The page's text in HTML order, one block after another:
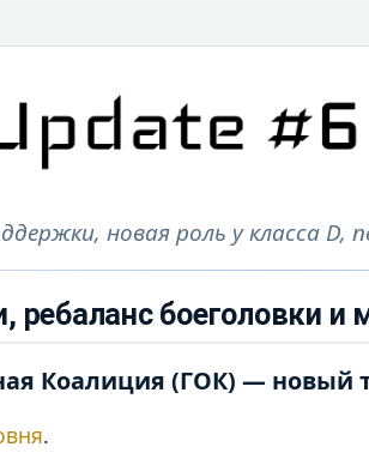
новая роль у класса
боеголовки и
Коалиция (ГОК) — новый
.